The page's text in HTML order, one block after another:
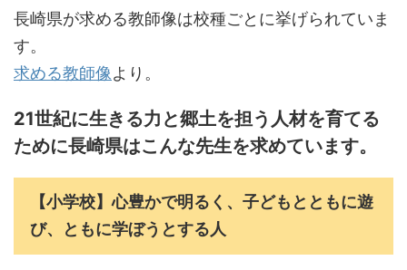
長崎県が求める教師像は校種ごとに挙げられていま
す。
求める教師像より。
21世紀に生きる力と郷土を担う人材を育てる
ために長崎県はこんな先生を求めています。
【小学校】心豊かで明るく、子どもとともに遊
び、ともに学ぼうとする人